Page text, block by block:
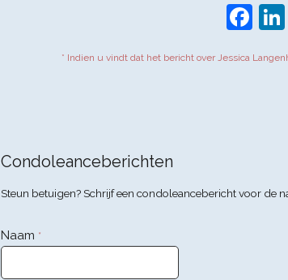
* Indien u vindt dat het bericht over Jessica
Condoleanceberichten
Steun betuigen? Schrijf een condoleancebericht voor de
Naam *